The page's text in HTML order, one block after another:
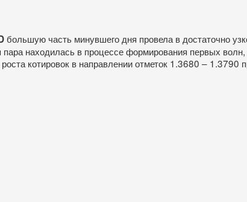
большую часть минувшего дня провела в достаточно
находилась в процессе формирования первых волн,
котировок в направлении отметок 1.3680 – 1.3790